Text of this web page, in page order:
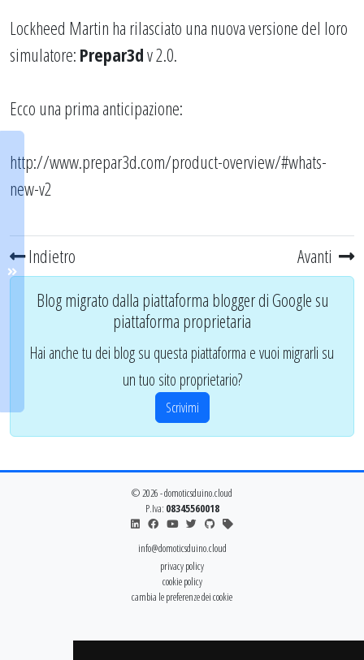
Lockheed Martin ha rilasciato una nuova versione del loro
simulatore: Prepar3dv 2.0.
Ecco una prima anticipazione:
http://www.prepar3d.com/product-overview/#whats-
new-v2
Indietro Avanti
Blog migrato dalla piattaforma blogger di Google su
piattaforma proprietaria
Hai anche tu dei blog su questa piattaforma e vuoi migrarli su
un tuo sito proprietario?
Scrivimi
© 2026 - domoticsduino.cloud
P.Iva: 08345560018
info@domoticsduino.cloud
privacy policy
cookie policy
cambia le preferenze dei cookie